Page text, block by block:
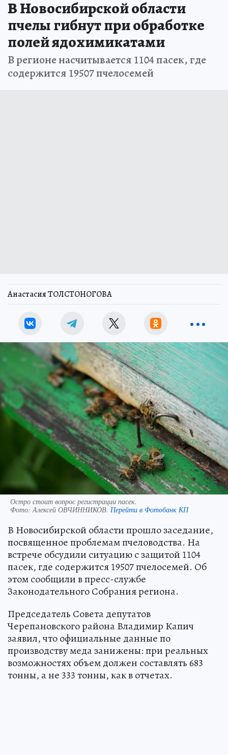
В Новосибирской области
пчелы гибнут при обработке
полей ядохимикатами
В регионе насчитывается 1104 пасек, где
содержится 19507 пчелосемей
Анастасия ТОЛСТОНОГОВА
Остро стоит вопрос регистрации пасек.
Фото: Алексей ОВЧИННИКОВ. Перейти в Фотобанк КП
В Новосибирской области прошло заседание,
посвященное проблемам пчеловодства. На
встрече обсудили ситуацию с защитой 1104
пасек, где содержится 19507 пчелосемей. Об
этом сообщили в пресс-службе
Законодательного Собрания региона.
Председатель Совета депутатов
Черепановского района Владимир Капич
заявил, что официальные данные по
производству меда занижены: при реальных
возможностях объем должен составлять 683
тонны, а не 333 тонны, как в отчетах.